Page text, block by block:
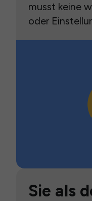
musst keine
oder
Sie als